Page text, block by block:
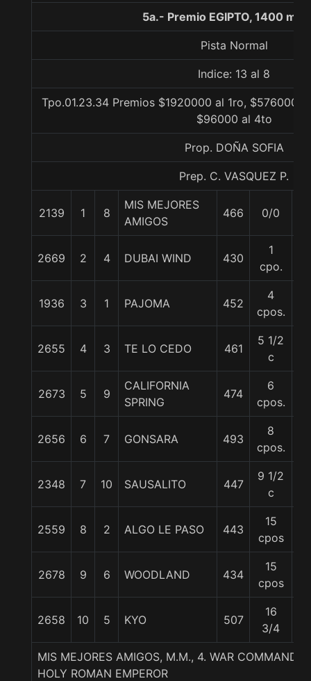
5a.- Premio EGIPTO, 1400
Pista Normal
Indice: 13 al 8
Tpo.01.23.34 Premios $1920000 al 1ro, $576000
$96000 al 4to
Prop. DOÑA SOFIA
Prep. C. VASQUEZ P.
2139 1 8
MIS MEJORES
AMIGOS
466 0/0
2669 2 4 DUBAI WIND 430
1
cpo.
1936 3 1 PAJOMA 452
4
cpos.
2655 4 3 TE LO CEDO 461
5 1/2
c
2673 5 9
CALIFORNIA
SPRING
474
6
cpos.
2656 6 7 GONSARA 493
8
cpos.
2348 7 10 SAUSALITO 447
9 1/2
c
2559 8 2 ALGO LE PASO 443
15
cpos
2678 9 6 WOODLAND 434
15
cpos
2658 10 5 KYO 507
16
3/4
MIS MEJORES AMIGOS, M.M., 4. WAR COMMAND-
HOLY ROMAN EMPEROR